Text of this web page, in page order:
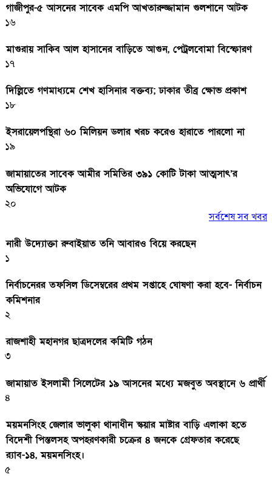
গাজীপুর-৫ আসনের সাবেক এমপি আখতারুজ্জামান গুলশানে আটক
১৬
মাগুরায় সাকিব আল হাসানের বাড়িতে আগুন, পেট্রলবোমা বিস্ফোরণ
১৭
দিল্লিতে গণমাধ্যমে শেখ হাসিনার বক্তব্য; ঢাকার তীব্র ক্ষোভ প্রকাশ
১৮
ইসরায়েলপন্থিরা ৬০ মিলিয়ন ডলার খরচ করেও হারাতে পারলো না
১৯
জামায়াতের সাবেক আমীর সমিতির ৩৯১ কোটি টাকা আত্মসাৎ’র
অভিযোগে আটক
২০
সর্বশেষ সব খবর
নারী উদ্যোক্তা রুবাইয়াত তনি আবারও বিয়ে করছেন
১
নির্বাচনেরর তফসিল ডিসেম্বরের প্রথম সপ্তাহে ঘোষণা করা হবে- নির্বাচন
কমিশনার
২
রাজশাহী মহানগর ছাত্রদলের কমিটি গঠন
৩
জামায়াত ইসলামী সিলেটের ১৯ আসনের মধ্যে মজবুত অবস্থানে ৬ প্রার্থী
৪
ময়মনসিংহ জেলার ভালুকা থানাধীন স্কয়ার মাষ্টার বাড়ি এলাকা হতে
বিদেশী পিস্তলসহ অপহরণকারী চক্রের ৪ জনকে গ্রেফতার করেছে
র‌্যাব-১৪, ময়মনসিংহ।
৫